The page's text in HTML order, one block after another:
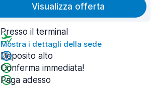
Visualizza offerta
Presso il terminal
Mostra i dettagli della sede
Deposito alto
Conferma immediata!
Paga adesso